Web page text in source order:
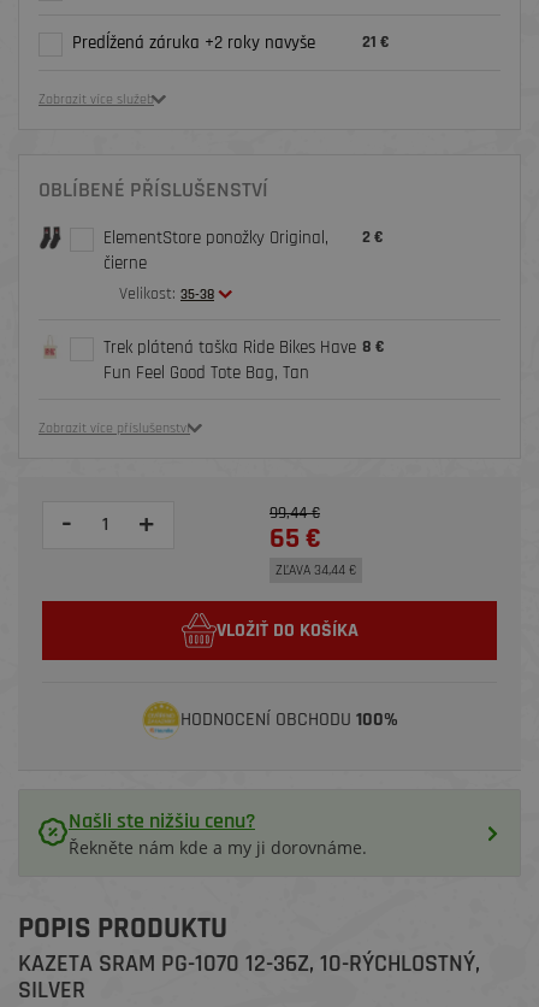
Predĺžená záruka +2 roky navyše 21 €
Zobrazit více služeb
OBLÍBENÉ PŘÍSLUŠENSTVÍ
ElementStore ponožky Original,
čierne
Velikost: 35-38
2 €
Trek plátená taška Ride Bikes Have
Fun Feel Good Tote Bag, Tan
8 €
Zobrazit více příslušenství
- + 99,44 €
65 €
ZĽAVA 34,44 €
VLOŽIŤ DO KOŠÍKA
HODNOCENÍ OBCHODU 100%
Našli ste nižšiu cenu?
Řekněte nám kde a my ji dorovnáme.
POPIS PRODUKTU
KAZETA SRAM PG-1070 12-36Z, 10-RÝCHLOSTNÝ,
SILVER